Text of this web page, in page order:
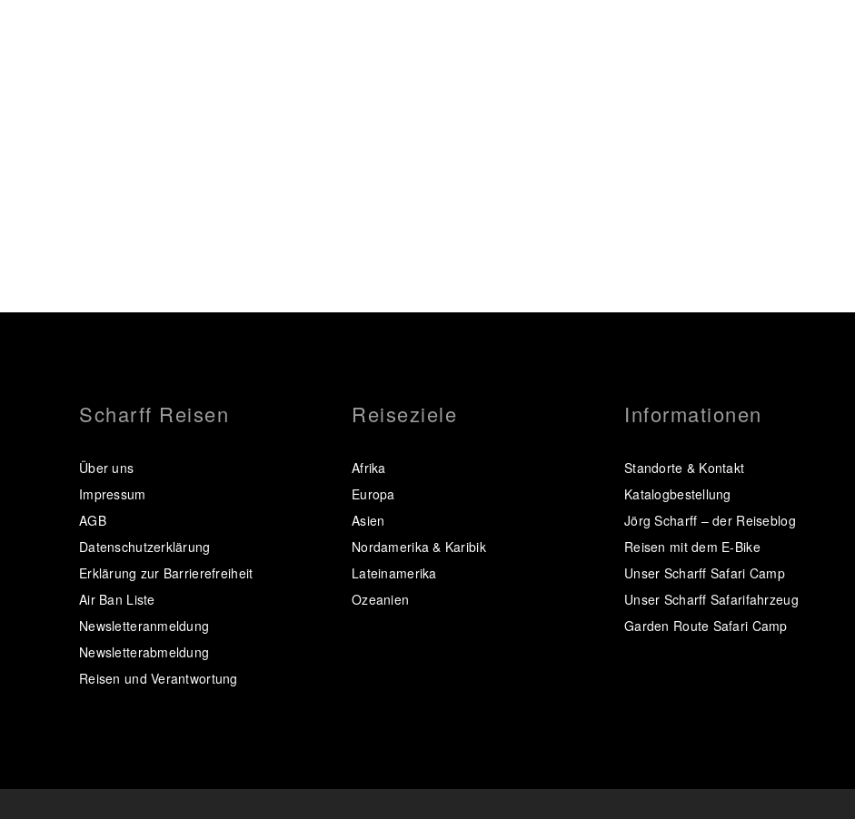
Scharff Reisen
Über uns
Impressum
AGB
Datenschutzerklärung
Erklärung zur Barrierefreiheit
Air Ban Liste
Newsletteranmeldung
Newsletterabmeldung
Reisen und Verantwortung
Reiseziele
Afrika
Europa
Asien
Nordamerika & Karibik
Lateinamerika
Ozeanien
Informationen
Standorte & Kontakt
Katalogbestellung
Jörg Scharff – der Reiseblog
Reisen mit dem E-Bike
Unser Scharff Safari Camp
Unser Scharff Safarifahrzeug
Garden Route Safari Camp